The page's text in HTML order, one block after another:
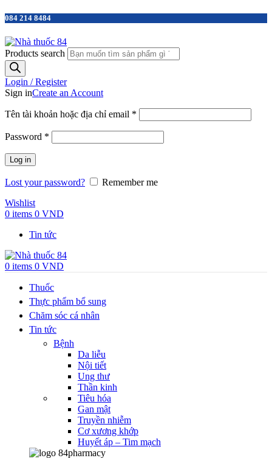
084 214 8484
Products search
Login / Register
Sign inCreate an Account
Tên tài khoản hoặc địa chỉ email *
Password *
Log in
Lost your password?
Remember me
Wishlist
0 items 0 VND
Tin tức
0 items 0 VND
Thuốc
Thực phẩm bổ sung
Chăm sóc cá nhân
Tin tức
Bệnh
Da liễu
Nội tiết
Ung thư
Thần kinh
Tiêu hóa
Gan mật
Truyền nhiễm
Cơ xương khớp
Huyết áp – Tim mạch